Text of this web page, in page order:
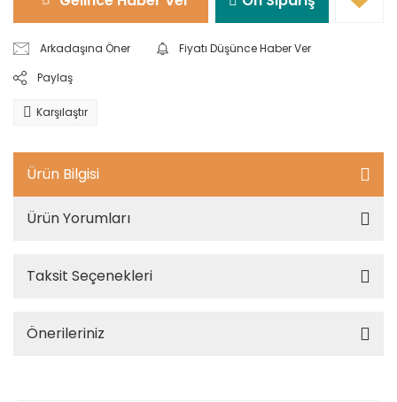
Arkadaşına Öner
Fiyatı Düşünce Haber Ver
Paylaş
Karşılaştır
Ürün Bilgisi
Ürün Yorumları
Taksit Seçenekleri
Önerileriniz